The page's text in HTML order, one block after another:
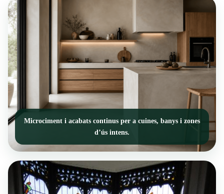
Microciment i acabats continus per a cuines, banys i zones
d’ús intens.